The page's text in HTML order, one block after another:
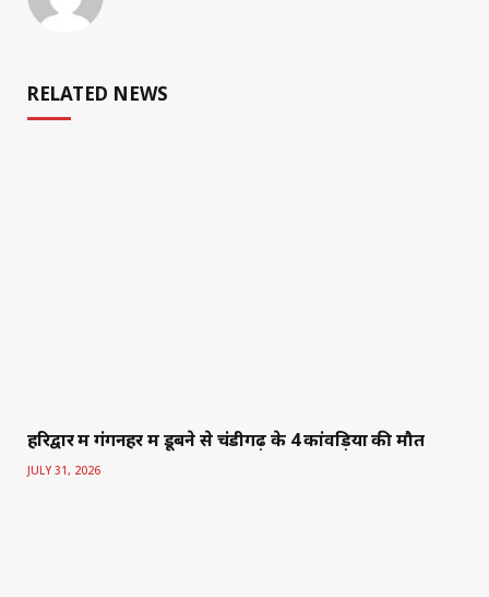
RELATED NEWS
हरिद्वार में गंगनहर में डूबने से चंडीगढ़ के 4 कांवड़ियों की मौत
JULY 31, 2026